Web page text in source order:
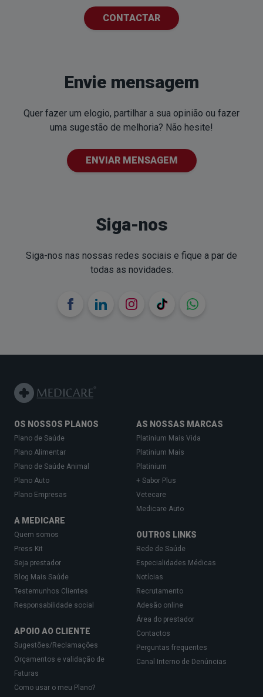
CONTACTAR
Envie mensagem
Quer fazer um elogio, partilhar a sua opinião ou fazer
uma sugestão de melhoria? Não hesite!
ENVIAR MENSAGEM
Siga-nos
Siga-nos nas nossas redes sociais e fique a par de
todas as novidades.
OS NOSSOS PLANOS
Plano de Saúde
Plano Alimentar
Plano de Saúde Animal
Plano Auto
Plano Empresas
A MEDICARE
Quem somos
Press Kit
Seja prestador
Blog Mais Saúde
Testemunhos Clientes
Responsabilidade social
APOIO AO CLIENTE
Sugestões/Reclamações
Orçamentos e validação de
Faturas
Como usar o meu Plano?
AS NOSSAS MARCAS
Platinium Mais Vida
Platinium Mais
Platinium
+ Sabor Plus
Vetecare
Medicare Auto
OUTROS LINKS
Rede de Saúde
Especialidades Médicas
Notícias
Recrutamento
Adesão online
Área do prestador
Contactos
Perguntas frequentes
Canal Interno de Denúncias